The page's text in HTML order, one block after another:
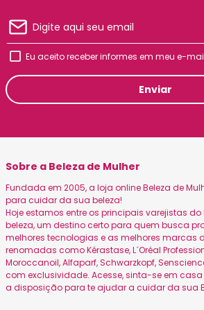
Eu aceito receber informes em meu e-
Enviar
Sobre a Beleza de Mulher
Fundada em 2005, a loja online Beleza de
para cuidar da sua beleza!
Hoje estamos entre os principais varejistas
beleza, um destino certo para quem busca
melhores tecnologias e as melhores marcas
renomadas como Kérastase, L´Oréal
Moroccanoil, Alfaparf, Schwarzkopf,
com exclusividade. Acesse, sinta-se em
a disposição para te ajudar a cuidar da sua